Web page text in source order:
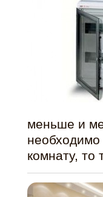
меньше и
комнату, то